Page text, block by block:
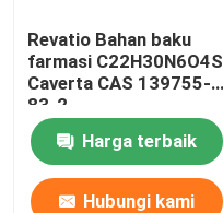
Revatio Bahan baku
farmasi C22H30N6O4S
Caverta CAS 139755-
83-2
Harga terbaik
Hubungi kami